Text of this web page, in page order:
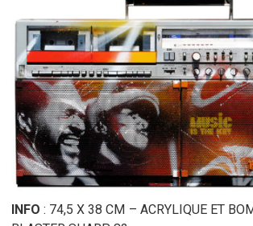
INFO : 74,5 X 38 CM – ACRYLIQUE ET